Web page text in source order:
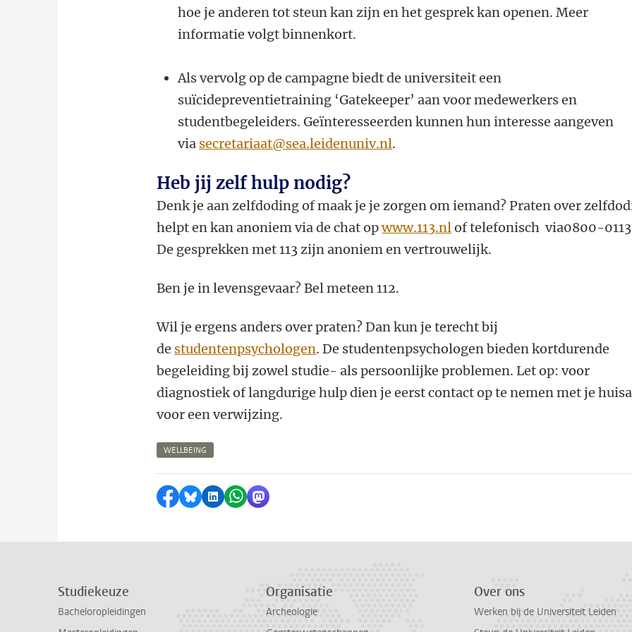
hoe je anderen tot steun kan zijn en het gesprek kan openen. Meer
informatie volgt binnenkort.
Als vervolg op de campagne biedt de universiteit een
suïcidepreventietraining ‘Gatekeeper’ aan voor medewerkers en
studentbegeleiders. Geïnteresseerden kunnen hun interesse aangeven
via secretariaat@sea.leidenuniv.nl.
Heb jij zelf hulp nodig?
Denk je aan zelfdoding of maak je je zorgen om iemand? Praten over
helpt en kan anoniem via de chat opwww.113.nlof telefonisch via0800-
De gesprekken met 113 zijn anoniem en vertrouwelijk.
Ben je in levensgevaar? Bel meteen 112.
Wil je ergens anders over praten? Dan kun je terecht bij
de studentenpsychologen. De studentenpsychologen bieden kortdurende
begeleiding bij zowel studie- als persoonlijke problemen. Let op: voor
diagnostiek of langdurige hulp dien je eerst contact op te nemen met je
voor een verwijzing.
WELLBEING
Delen op Facebook
Delen via Bluesky
Delen op LinkedIn
Delen via WhatsApp
Delen via Mastodon
Studiekeuze
Bacheloropleidingen
Organisatie
Archeologie
Over ons
Werken bij de Universiteit Leiden